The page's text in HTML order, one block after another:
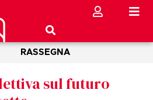
RASSEGNA
sul futuro